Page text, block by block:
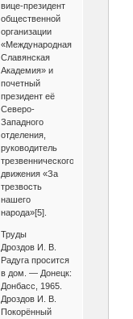
вице-президент
общественной
организации
«Международная
Славянская
Академия» и
почетный
президент её
Северо-
Западного
отделения,
руководитель
трезвеннического
движения «За
трезвость
нашего
народа»[5].
Труды
Дроздов И. В.
Радуга просится
в дом. — Донецк:
Донбасс, 1965.
Дроздов И. В.
Покорённый